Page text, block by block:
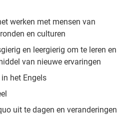
werken met mensen van
en culturen
en leergierig om te leren en
van nieuwe ervaringen
het Engels
uit te dagen en veranderingen